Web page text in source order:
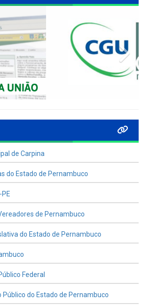
de Carpina
do Estado de Pernambuco
de Pernambuco
do Estado de Pernambuco
Federal
Público do Estado de Pernambuco